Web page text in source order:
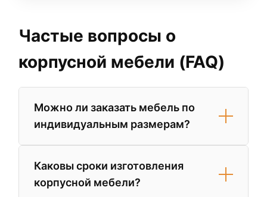
Частые вопросы о
корпусной мебели (FAQ)
Можно ли заказать мебель по
индивидуальным размерам?
Да, большинство салонов (например, Mr.
Doors, Aristo, BestMeBel) предлагают
услуги по изготовлению мебели по
Каковы сроки изготовления
корпусной мебели?